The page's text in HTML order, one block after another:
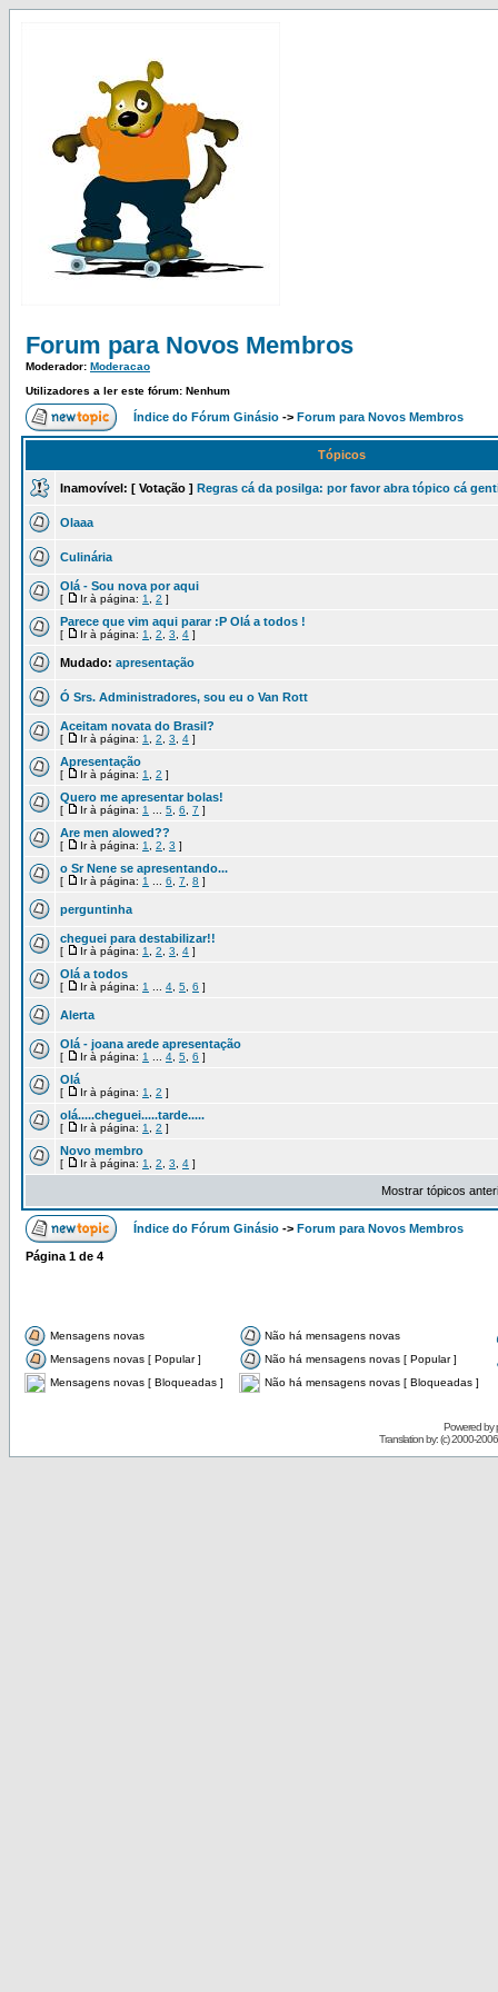
Forum para Novos Membros
Moderador: Moderacao
Utilizadores a ler este fórum: Nenhum
Índice do Fórum Ginásio -> Forum para Novos Membros
Tópicos
Inamovível: [ Votação ] Regras cá da posilga: por favor abra tópico cá
Olaaa
Culinária
Olá - Sou nova por aqui
[ Ir à página: 1 2 ]
Parece que vim aqui parar :P Olá a todos !
[ Ir à página: 1 2 3 4 ]
Mudado: apresentação
Ó Srs. Administradores, sou eu o Van Rott
Aceitam novata do Brasil?
[ Ir à página: 1 2 3 4 ]
Apresentação
[ Ir à página: 1 2 ]
Quero me apresentar bolas!
[ Ir à página: 1 5 6 7 ]
Are men alowed??
[ Ir à página: 1 2 3 ]
o Sr Nene se apresentando...
[ Ir à página: 1 6 7 8 ]
perguntinha
cheguei para destabilizar!!
[ Ir à página: 1 2 3 4 ]
Olá a todos
[ Ir à página: 1 4 5 6 ]
Alerta
Olá - joana arede apresentação
[ Ir à página: 1 4 5 6 ]
Olá
[ Ir à página: 1 2 ]
olá.....cheguei.....tarde.....
[ Ir à página: 1 2 ]
Novo membro
[ Ir à página: 1 2 3 4 ]
Mostrar tópicos
Índice do Fórum Ginásio -> Forum para Novos Membros
Página 1 de 4
Mensagens novas
Não há mensagens novas
Mensagens novas [ Popular ]
Não há mensagens novas [ Popular ]
Mensagens novas [ Bloqueadas ]
Não há mensagens novas [ Bloqueadas ]
Powered by
Translation by: (c) 2000-